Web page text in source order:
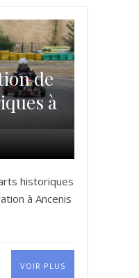
de
à
historiques
à Ancenis
VOIR PLUS